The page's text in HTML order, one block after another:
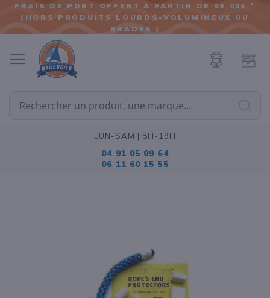
ALLER
AU
FRAIS DE PORT OFFERT À PARTIR DE 99,00€ *
(HORS PRODUITS LOURDS-VOLUMINEUX OU
BRADÉS )
LUN-SAM | 8H-19H
04 91 05 09 64
06 11 60 15 55